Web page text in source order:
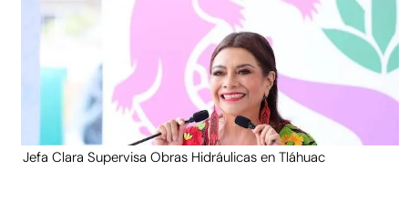
Jefa Clara Supervisa Obras Hidráulicas en Tláhuac